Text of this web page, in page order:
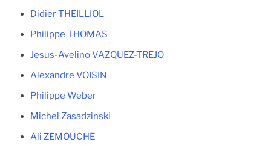
Didier THEILLIOL
Philippe THOMAS
Jesus-Avelino VAZQUEZ-TREJO
Alexandre VOISIN
Philippe Weber
Michel Zasadzinski
Ali ZEMOUCHE